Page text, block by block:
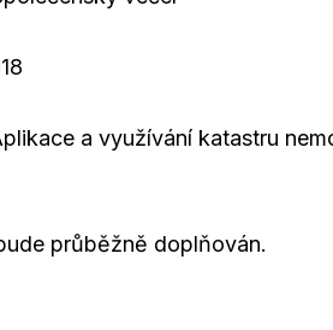
a využívání katastru
průběžně doplňován.